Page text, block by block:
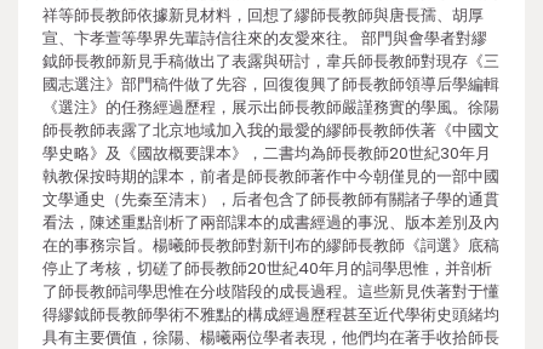
祥等師長教師依據新見材料，回想了繆師長教師與唐長孺、胡厚
宣、卞孝萱等學界先輩詩信往來的友愛來往。 部門與會學者對繆
鉞師長教師新見手稿做出了表露與研討，韋兵師長教師對現存《三
國志選注》部門稿件做了先容，回復復興了師長教師領導后學編輯
《選注》的任務經過歷程，展示出師長教師嚴謹務實的學風。徐陽
師長教師表露了北京地域加入我的最愛的繆師長教師佚著《中國文
學史略》及《國故概要課本》，二書均為師長教師20世紀30年月
執教保按時期的課本，前者是師長教師著作中今朝僅見的一部中國
文學通史（先秦至清末），后者包含了師長教師有關諸子學的通貫
看法，陳述重點剖析了兩部課本的成書經過的事況、版本差別及內
在的事務宗旨。楊曦師長教師對新刊布的繆師長教師《詞選》底稿
停止了考核，切磋了師長教師20世紀40年月的詞學思惟，并剖析
了師長教師詞學思惟在分歧階段的成長過程。這些新見佚著對于懂
得繆鉞師長教師學術不雅點的構成經過歷程甚至近代學術史頭緒均
具有主要價值，徐陽、楊曦兩位學者表現，他們均在著手收拾師長